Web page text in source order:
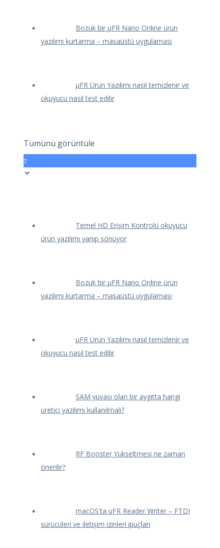
Bozuk bir μFR Nano Online ürün
yazılımı kurtarma – masaüstü uygulaması
μFR Ürün Yazılımı nasıl temizlenir ve
okuyucu nasıl test edilir
Tümünü görüntüle
7
Temel HD Erişim Kontrolü okuyucu
ürün yazılımı yanıp sönüyor
Bozuk bir μFR Nano Online ürün
yazılımı kurtarma – masaüstü uygulaması
μFR Ürün Yazılımı nasıl temizlenir ve
okuyucu nasıl test edilir
SAM yuvası olan bir aygıtta hangi
üretici yazılımı kullanılmalı?
RF Booster Yükseltmesi ne zaman
önerilir?
macOS'ta uFR Reader Writer – FTDI
sürücüleri ve iletişim izinleri ipuçları